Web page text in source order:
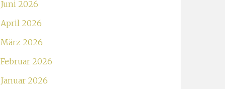
Juni 2026
April 2026
März 2026
Februar 2026
Januar 2026